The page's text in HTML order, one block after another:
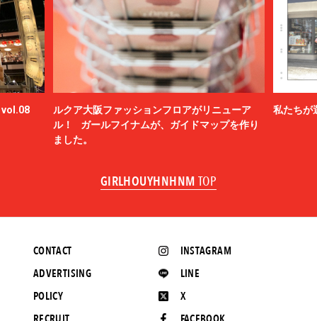
vol.08
ルクア大阪ファッションフロアがリニューア
ル！ ガールフイナムが、ガイドマップを作り
ました。
私たちが
GIRLHOUYHNHNM TOP
INSTAGRAM
LINE
X
CONTACT
ADVERTISING
POLICY